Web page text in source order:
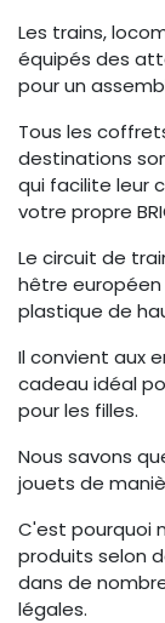
Les trains,
équipés des
pour un
Tous les
destinations
qui facilite leur
votre propre
Le circuit de
hêtre européen
plastique de
Il convient aux
cadeau idéal
pour les filles.
Nous savons
jouets de
C'est pourquoi
produits selon
dans de
légales.